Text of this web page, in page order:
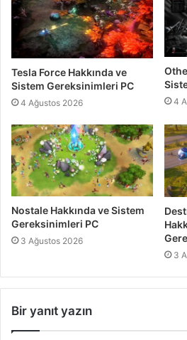
Tesla Force Hakkında ve
Sistem Gereksinimleri PC
4 Ağustos 2026 4
Nostale Hakkında ve Sistem
Gereksinimleri PC
3 Ağustos 2026
3
Bir yanıt yazın